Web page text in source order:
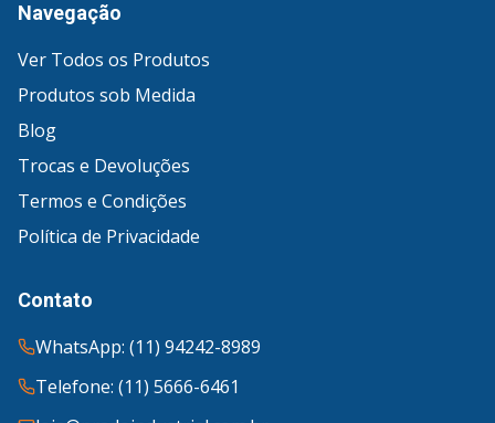
Navegação
Ver Todos os Produtos
Produtos sob Medida
Blog
Trocas e Devoluções
Termos e Condições
Política de Privacidade
Contato
WhatsApp: (11) 94242-8989
Telefone: (11) 5666-6461